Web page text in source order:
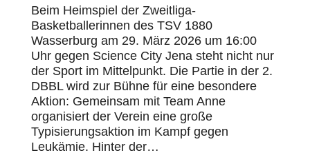
Beim Heimspiel der Zweitliga-
Basketballerinnen des TSV 1880
Wasserburg am 29. März 2026 um 16:00
Uhr gegen Science City Jena steht nicht nur
der Sport im Mittelpunkt. Die Partie in der 2.
DBBL wird zur Bühne für eine besondere
Aktion: Gemeinsam mit Team Anne
organisiert der Verein eine große
Typisierungsaktion im Kampf gegen
Leukämie. Hinter der…